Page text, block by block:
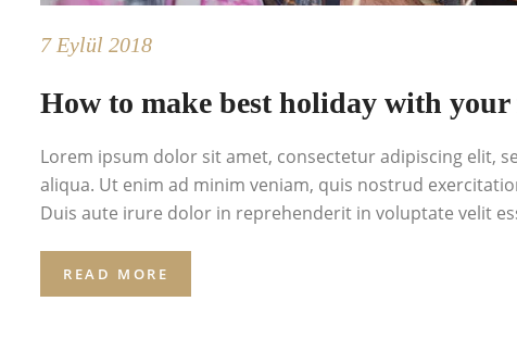
7 Eylül 2018
How to make best holiday with
Lorem ipsum dolor sit amet, consectetur adipiscing elit,
aliqua. Ut enim ad minim veniam, quis nostrud
Duis aute irure dolor in reprehenderit in voluptate velit
READ MORE